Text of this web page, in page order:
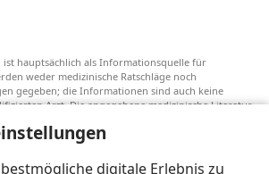
digitale Erlebnis zu
ist hauptsächlich als Informationsquelle für
weder medizinische Ratschläge noch
gegeben; die Informationen sind auch keine
Arzt. Die angegebene medizinische Literatur
die in Erwägung gezogen werden können. Jeder
Pflicht, seinen Informationsstand aktuell zu
abzuwägen und Patienten dabei